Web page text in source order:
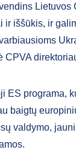
ir iššūkis, ir
CPVA
ES programa,
baigtų
valdymo,